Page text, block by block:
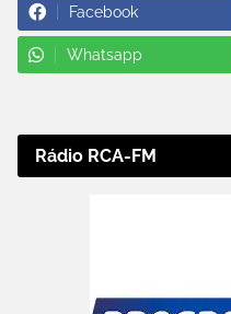
Facebook
Whatsapp
Rádio RCA-FM